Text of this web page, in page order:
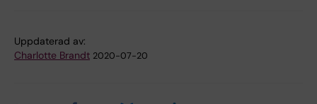
Uppdaterad av:
Charlotte Brandt 2020-07-20